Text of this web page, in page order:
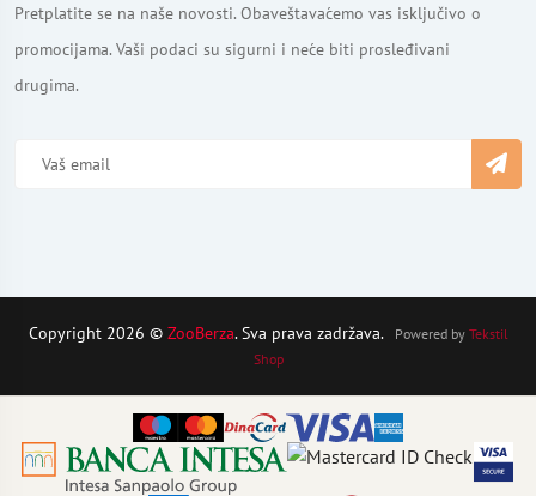
Pretplatite se na naše novosti. Obaveštavaćemo vas isključivo o
promocijama. Vaši podaci su sigurni i neće biti prosleđivani
drugima.
Copyright 2026 © ZooBerza. Sva prava zadržava. Powered by Tekstil
Shop